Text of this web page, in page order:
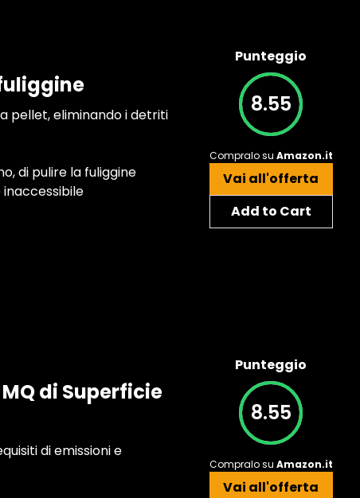
pellet, eliminando i detriti
di pulire la fuliggine
Punteggio
8.55
Compralo su Amazon.it
Vai all'offerta
Add to Cart
MQ di Superficie
di emissioni e
Punteggio
8.55
Compralo su Amazon.it
Vai all'offerta